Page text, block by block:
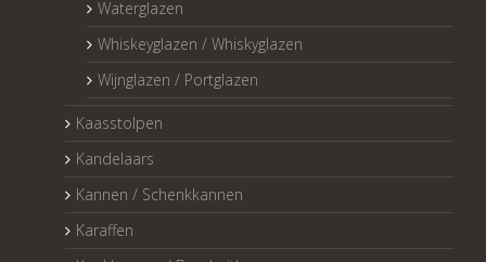
Waterglazen
Whiskeyglazen / Whiskyglazen
Wijnglazen / Portglazen
Kaasstolpen
Kandelaars
Kannen / Schenkkannen
Karaffen